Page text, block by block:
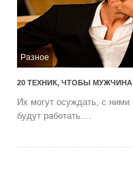
Разное
20 ТЕХНИК, ЧТОБЫ
Их могут осуждать, с ними
будут работать....